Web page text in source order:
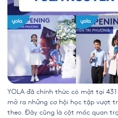
YOLA đã chính thức có mặt tại 431
mở ra những cơ hội học tập vượt
theo. Đây cũng là cột mốc quan